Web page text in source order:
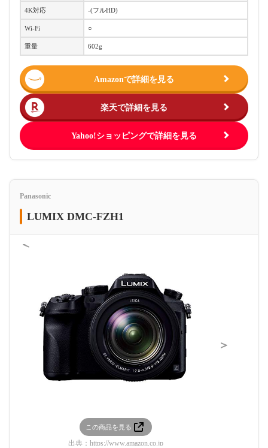
4K対応 -(フルHD)
Wi-Fi ○
重量 602g
Amazonで詳細を見る
楽天で詳細を見る
Yahoo!ショッピングで詳細を見る
Panasonic
LUMIX DMC-FZH1
＜
この商品を見る
出典： https://www.amazon.co.jp
＞